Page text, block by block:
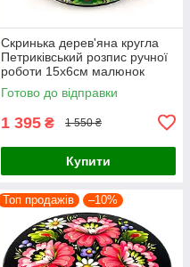
Скринька дерев'яна кругла
Петриківський розпис ручної
роботи 15х6см малюнок
ЗЕЛЕНІ КВІТИ Український
сувенір
Готово до відправки
1 395 ₴ 1 550 ₴
Купити
Топ продажів –10%